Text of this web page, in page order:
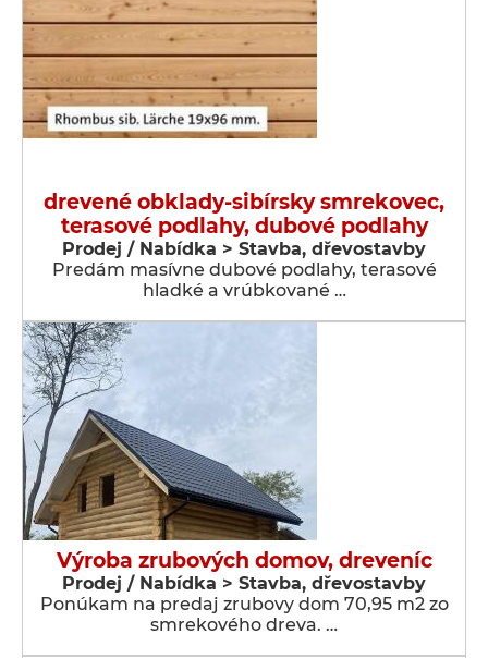
drevené obklady-sibírsky smrekovec,
terasové podlahy, dubové podlahy
Prodej / Nabídka > Stavba, dřevostavby
Predám masívne dubové podlahy, terasové
hladké a vrúbkované …
Výroba zrubových domov, dreveníc
Prodej / Nabídka > Stavba, dřevostavby
Ponúkam na predaj zrubovy dom 70,95 m2 zo
smrekového dreva. …